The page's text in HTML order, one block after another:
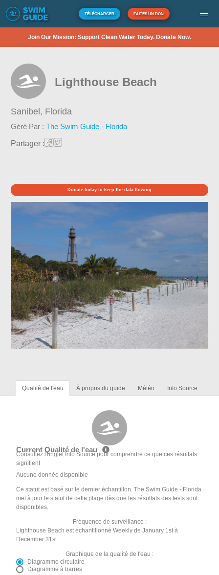
TÉLÉCHARGER FAITES UN DON
Join Our Mission: Support Clean Water Today. Donate Now.
Lighthouse Beach
Sanibel, Florida
Géré Par :The Swim Guide - Florida
Partager :
Donate today to keep the data flowing
Qualité de l'eau À propos du guide Météo Info Source
Current Qualité de l'eau
Consultez l'onglet Info Source pour comprendre ce que ces résultats
signifient
Aucune donnée disponible
Ce statut est basé sur le dernier échantillon. The Swim Guide - Florida
met à jour le statut de cette plage dès que les résultats des tests sont
disponibles.
Fréquence de surveillance :
Lighthouse Beach est échantillonné Weekly de January 1st à
December 31st.
Graphique de la qualité de l'eau :
Diagramme circulaire
Diagramme à barres